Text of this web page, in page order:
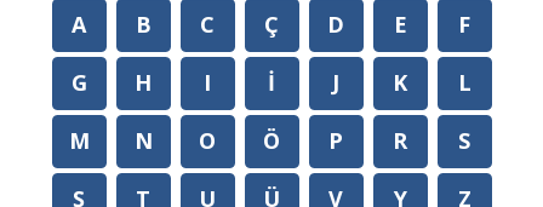
A B C Ç D E
F
G
H I İ J K
L
M
N O Ö P R
S
Ş
T U Ü V Y Z